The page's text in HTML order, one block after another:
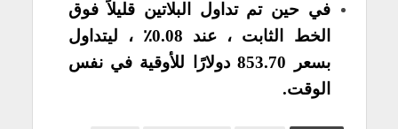
في حين تم تداول البلاتين قليلاً فوق
الخط الثابت ، عند 0.08٪ ، ليتداول
بسعر 853.70 دولارًا للأوقية في نفس
الوقت.